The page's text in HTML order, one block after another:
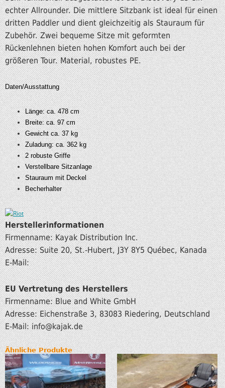
echter Allrounder. Die mittlere Sitzbank ist ideal für einen
dritten Paddler und dient gleichzeitig als Stauraum für
Zubehör. Zwei bequeme Sitze mit geformten
Rückenlehnen bieten hohen Komfort auch bei der
größeren Tour. Material, robustes PE.
Daten/Ausstattung
Länge: ca. 478 cm
Breite: ca. 97 cm
Gewicht ca. 37 kg
Zuladung: ca. 362 kg
2 robuste Griffe
Verstellbare Sitzanlage
Stauraum mit Deckel
Becherhalter
Herstellerinformationen
Firmenname: Kayak Distribution Inc.
Adresse: Suite 20, St.-Hubert, J3Y 8Y5 Québec, Kanada
E-Mail:
EU Vertretung des Herstellers
Firmenname: Blue and White GmbH
Adresse: Eichenstraße 3, 83083 Riedering, Deutschland
E-Mail: info@kajak.de
Ähnliche Produkte